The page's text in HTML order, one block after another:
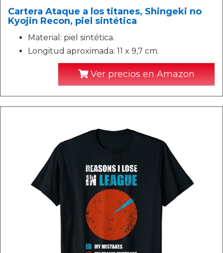
Cartera Ataque a los titanes, Shingeki no
Kyojin Recon, piel sintética
Material: piel sintética.
Longitud aproximada: 11 x 9,7 cm.
Ver precios en Amazon